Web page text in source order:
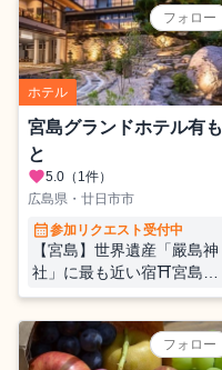
たび♪島時間たっぷりの募
集です◎
フォロー
ホテル
宮島グランドホテル有も
と
favorite5.0 （1件）
広島県・廿日市市
calendar_month参加リクエスト受付中
【宮島】世界遺産「嚴島神
社」に最も近い宿⛩️宮島グ
ランドホテル有もとで、仲
居さんのおてつたび
フォロー